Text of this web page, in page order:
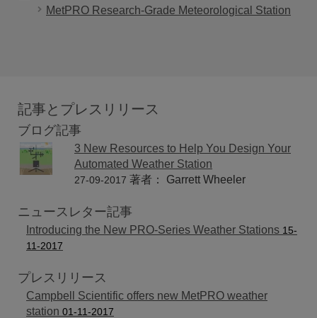
MetPRO Research-Grade Meteorological Station
記事とプレスリリース
ブログ記事
3 New Resources to Help You Design Your
Automated Weather Station
27-09-2017 著者： Garrett Wheeler
ニュースレター記事
Introducing the New PRO-Series Weather Stations 15-
11-2017
プレスリリース
Campbell Scientific offers new MetPRO weather
station 01-11-2017